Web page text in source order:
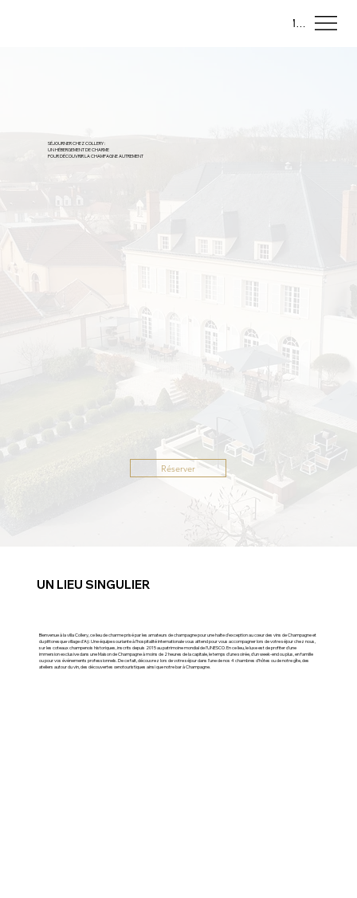
Menu
SÉJOURNER CHEZ COLLERY :
UN HÉBERGEMENT DE CHARME
POUR DÉCOUVRIR LA CHAMPAGNE AUTREMENT
Réserver
UN LIEU SINGULIER
Bienvenue à la villa Collery, ce lieu de charme prisé par les amateurs de champagne pour une halte d’exception au cœur des vins de Champagne et
du pittoresque village d’Aÿ. Une équipe souriante à l’hospitalité internationale vous attend pour vous accompagner lors de votre séjour chez nous,
sur les coteaux champenois historiques, inscrits depuis 2015 au patrimoine mondial de l’UNESCO. En ce lieu, le luxe est de profiter d’une
immersion exclusive dans une Maison de Champagne à moins de 2 heures de la capitale, le temps d’une soirée, d’un week-end ou plus, en famille
ou pour vos événements professionnels. De ce fait, découvrez lors de votre séjour dans l’une de nos 4 chambres d’hôtes ou de notre gîte, des
ateliers autour du vin, des découvertes œnotouristiques ainsi que notre bar à Champagne.